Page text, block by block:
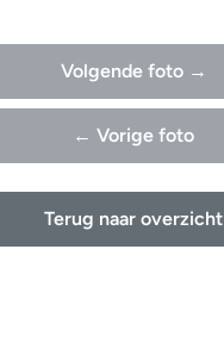
Volgende foto →
← Vorige foto
Terug naar overzicht